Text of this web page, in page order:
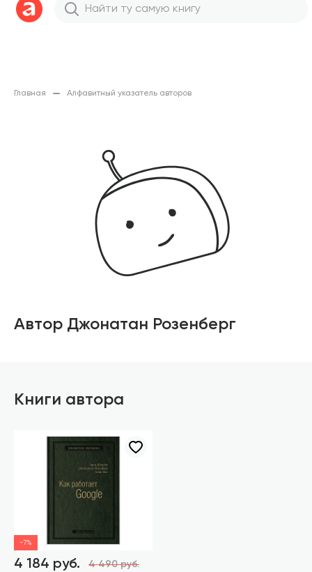
Главная Алфавитный указатель авторов
Автор Джонатан Розенберг
Книги автора
-7%
4 184 руб. 4 490 руб.